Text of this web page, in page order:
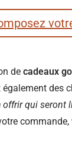
de cadeaux
également des
qui seront